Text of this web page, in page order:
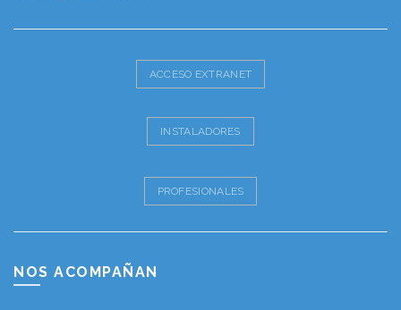
ACCESO EXTRANET
INSTALADORES
PROFESIONALES
NOS ACOMPAÑAN